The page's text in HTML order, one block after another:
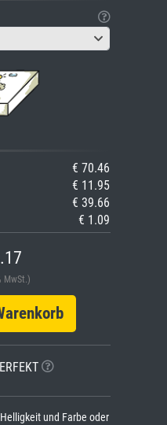
€ 70.46
€ 11.95
€ 39.66
€ 1.09
MwSt.)
und Farbe oder